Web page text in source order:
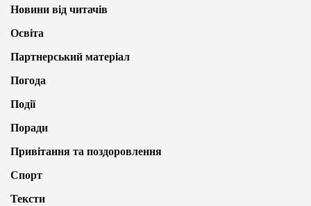
Новини від читачів
Освіта
Партнерський матеріал
Погода
Події
Поради
Привітання та поздоровлення
Спорт
Тексти